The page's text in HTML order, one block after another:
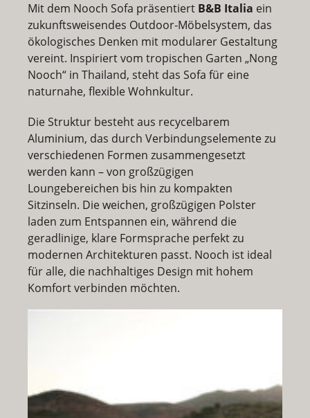
Mit dem Nooch Sofa präsentiert B&B Italia ein
zukunftsweisendes Outdoor-Möbelsystem, das
ökologisches Denken mit modularer Gestaltung
vereint. Inspiriert vom tropischen Garten „Nong
Nooch“ in Thailand, steht das Sofa für eine
naturnahe, flexible Wohnkultur.
Die Struktur besteht aus recycelbarem
Aluminium, das durch Verbindungselemente zu
verschiedenen Formen zusammengesetzt
werden kann – von großzügigen
Loungebereichen bis hin zu kompakten
Sitzinseln. Die weichen, großzügigen Polster
laden zum Entspannen ein, während die
geradlinige, klare Formsprache perfekt zu
modernen Architekturen passt. Nooch ist ideal
für alle, die nachhaltiges Design mit hohem
Komfort verbinden möchten.